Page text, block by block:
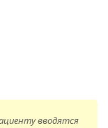
вводятся